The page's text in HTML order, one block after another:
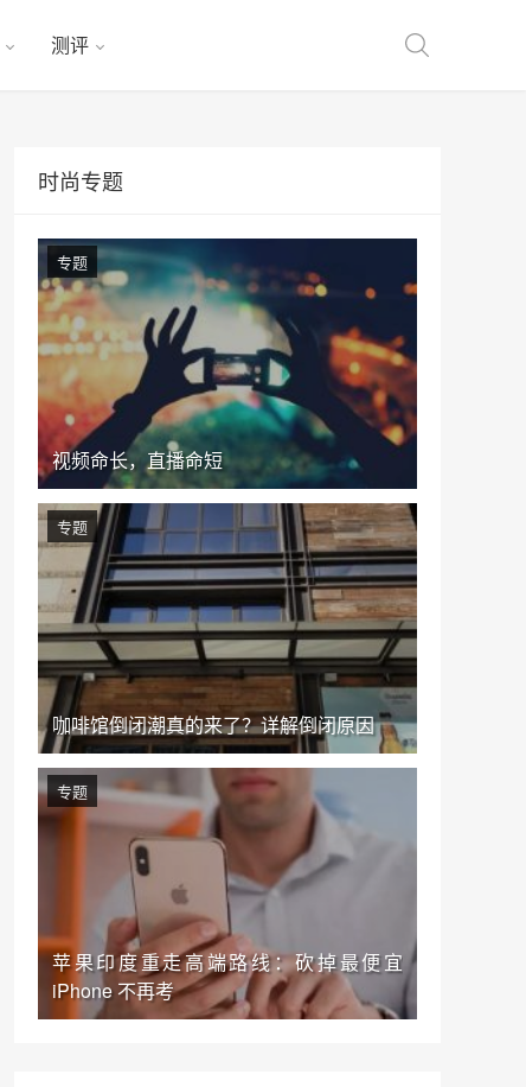
测评
时尚专题
视频命长，直播命短
专题
咖啡馆倒闭潮真的来了？详解倒闭原因
专题
苹果印度重走高端路线：砍掉最便宜
iPhone 不再考
专题